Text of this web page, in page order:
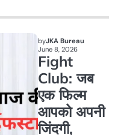
byJKA Bureau
June 8, 2026
Fight
Club: जब
एक फिल्म
आपको अपनी
जिंदगी,